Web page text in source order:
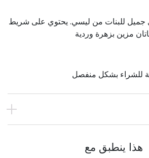
جميل للبنات من ليسي. يحتوي على شريط
مزين بزهرة وردية
للشراء بشكل منفصل
هذا ينطبق مع